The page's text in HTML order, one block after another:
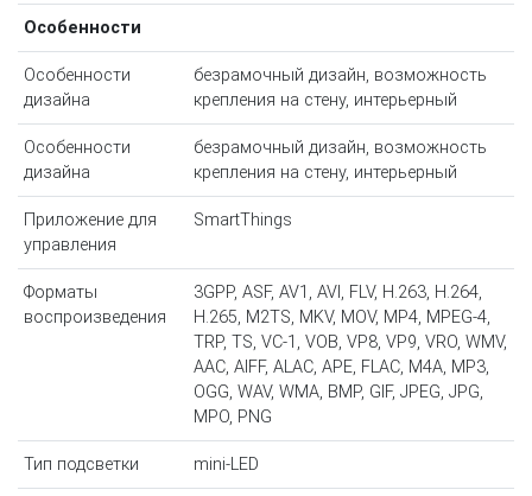
Особенности
Особенности
дизайна
безрамочный дизайн, возможность
крепления на стену, интерьерный
Особенности
дизайна
безрамочный дизайн, возможность
крепления на стену, интерьерный
Приложение для
управления
SmartThings
Форматы
воспроизведения
3GPP, ASF, AV1, AVI, FLV, H.263, H.264,
H.265, M2TS, MKV, MOV, MP4, MPEG-4,
TRP, TS, VC-1, VOB, VP8, VP9, VRO, WMV,
AAC, AIFF, ALAC, APE, FLAC, M4A, MP3,
OGG, WAV, WMA, BMP, GIF, JPEG, JPG,
MPO, PNG
Тип подсветки mini-LED